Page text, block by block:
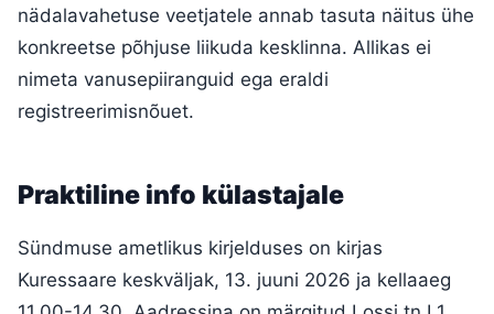
nädalavahetuse veetjatele annab tasuta näitus ühe
konkreetse põhjuse liikuda kesklinna. Allikas ei
nimeta vanusepiiranguid ega eraldi
registreerimisnõuet.
Praktiline info külastajale
Sündmuse ametlikus kirjelduses on kirjas
Kuressaare keskväljak, 13. juuni 2026 ja kellaaeg